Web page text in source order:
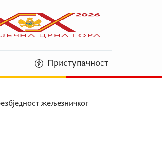
Приступачност
жељезничког